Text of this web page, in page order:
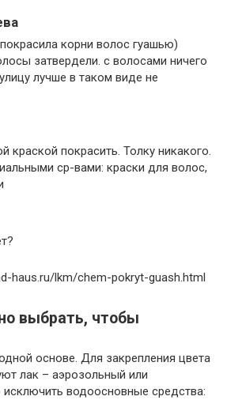
корни волос гуашью)
затвердели. с волосами ничего
лучше в таком виде не
краской покрасить. Толку никакого.
ср-вами: краски для волос,
haus.ru/lkm/chem-pokryt-guash.html
выбрать, чтобы
основе. Для закрепления цвета
лак – аэрозольный или
водоосновные средства: